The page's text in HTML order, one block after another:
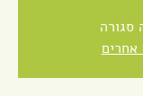
סגורה
אחרים